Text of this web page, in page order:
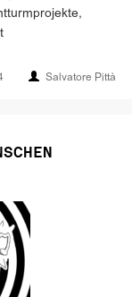
Salvatore Pittà